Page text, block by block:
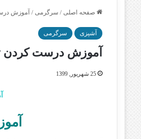
صفحه اصلی / سرگرمی / آموزش
آشپزی سرگرمی
آموزش درست کردن
25 شهریور, 1399